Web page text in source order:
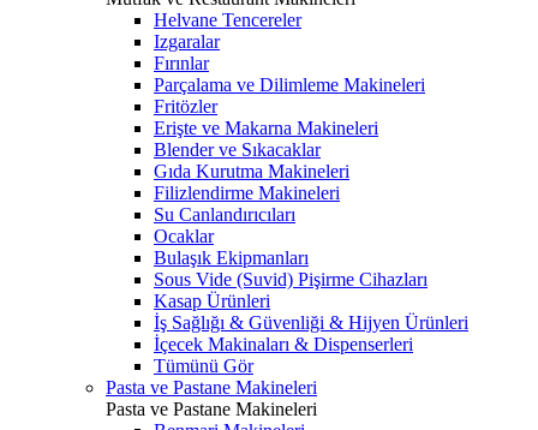
Helvane Tencereler
Izgaralar
Fırınlar
Parçalama ve Dilimleme Makineleri
Fritözler
Erişte ve Makarna Makineleri
Blender ve Sıkacaklar
Gıda Kurutma Makineleri
Filizlendirme Makineleri
Su Canlandırıcıları
Ocaklar
Bulaşık Ekipmanları
Sous Vide (Suvid) Pişirme Cihazları
Kasap Ürünleri
İş Sağlığı & Güvenliği & Hijyen Ürünleri
İçecek Makinaları & Dispenserleri
Tümünü Gör
Pasta ve Pastane Makineleri
Pasta ve Pastane Makineleri